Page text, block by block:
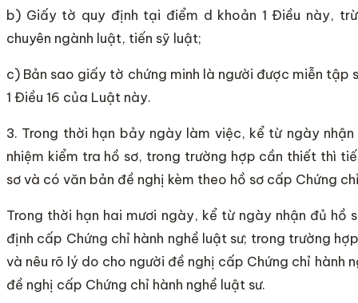
b) Giấy tờ quy định tại điểm d khoản 1 Điều này,
chuyên ngành luật, tiến sỹ luật;
c) Bản sao giấy tờ chứng minh là người được miễn tập
1 Điều 16 của Luật này.
3. Trong thời hạn bảy ngày làm việc, kể từ ngày
nhiệm kiểm tra hồ sơ, trong trường hợp cần thiết thì
sơ và có văn bản đề nghị kèm theo hồ sơ cấp Chứng
Trong thời hạn hai mươi ngày, kể từ ngày nhận đủ hồ
định cấp Chứng chỉ hành nghề luật sư; trong trường
và nêu rõ lý do cho người đề nghị cấp Chứng chỉ hành
đề nghị cấp Chứng chỉ hành nghề luật sư.